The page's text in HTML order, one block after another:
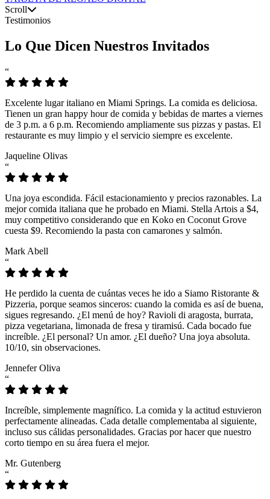
Scroll
Testimonios
Lo Que Dicen Nuestros Invitados
“
Excelente lugar italiano en Miami Springs. La comida es deliciosa.
Tienen un gran happy hour de comida y bebidas de martes a viernes
de 3 p.m. a 6 p.m. Recomiendo ampliamente sus pizzas y pastas. El
restaurante es muy limpio y el servicio siempre es excelente.
Jaqueline Olivas
“
Una joya escondida. Fácil estacionamiento y precios razonables. La
mejor comida italiana que he probado en Miami. Stella Artois a $4,
muy competitivo considerando que en Koko en Coconut Grove
cuesta $9. Recomiendo la pasta con camarones y salmón.
Mark Abell
“
He perdido la cuenta de cuántas veces he ido a Siamo Ristorante &
Pizzeria, porque seamos sinceros: cuando la comida es así de buena,
sigues regresando. ¿El menú de hoy? Ravioli di aragosta, burrata,
pizza vegetariana, limonada de fresa y tiramisú. Cada bocado fue
increíble. ¿El personal? Un amor. ¿El dueño? Una joya absoluta.
10/10, sin observaciones.
Jennefer Oliva
“
Increíble, simplemente magnífico. La comida y la actitud estuvieron
perfectamente alineadas. Cada detalle complementaba al siguiente,
incluso sus cálidas personalidades. Gracias por hacer que nuestro
corto tiempo en su área fuera el mejor.
Mr. Gutenberg
“